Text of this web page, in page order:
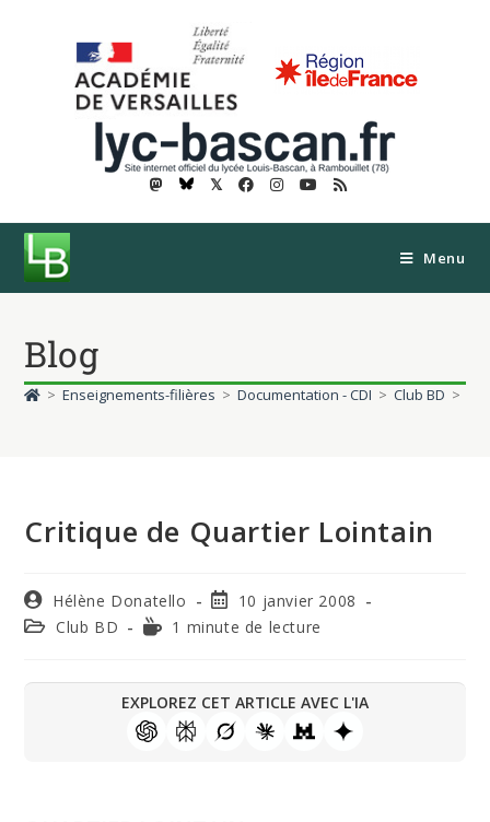
𝕏
Menu
Blog
> Enseignements-filières > Documentation - CDI > Club BD >
Critique de Quartier Lointain
Hélène Donatello
10 janvier 2008
Club BD
1 minute de lecture
EXPLOREZ CET ARTICLE AVEC L'IA